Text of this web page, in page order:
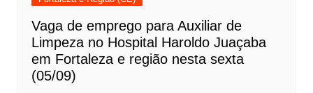
Vaga de emprego para Auxiliar de
Limpeza no Hospital Haroldo Juaçaba
em Fortaleza e região nesta sexta
(05/09)